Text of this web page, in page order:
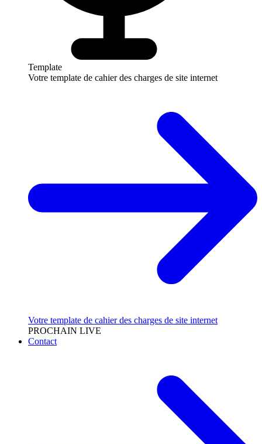
Template
Votre template de cahier des charges de site internet
Votre template de cahier des charges de site internet
PROCHAIN LIVE
Contact